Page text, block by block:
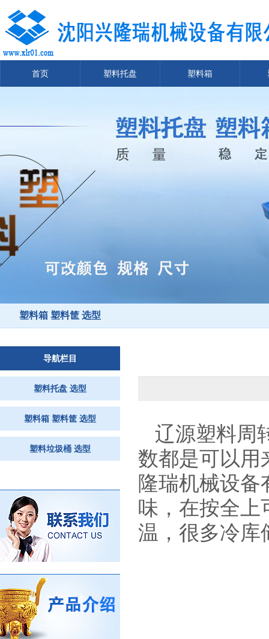
首页 塑料托盘 塑料箱
塑料箱 塑料筐 选型
导航栏目
塑料托盘 选型
塑料箱 塑料筐 选型
塑料垃圾桶 选型
辽源塑料周
数都是可以用
隆瑞机械设
味，在按全上
温，很多冷库